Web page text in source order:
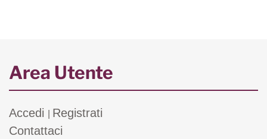
Area Utente
Accedi
Registrati
Contattaci